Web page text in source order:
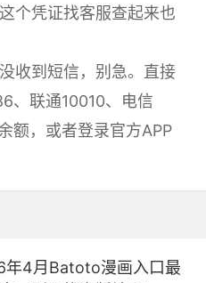
个凭证找客服查起来也
收到短信，别急。直接
、联通10010、电信
额，或者登录官方APP
年4月Batoto漫画入口最